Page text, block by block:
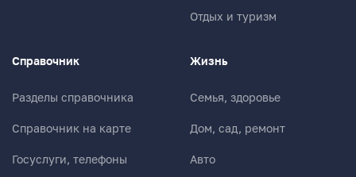
Отдых и туризм
Справочник
Разделы справочника
Справочник на карте
Госуслуги, телефоны
Жизнь
Семья, здоровье
Дом, сад, ремонт
Авто